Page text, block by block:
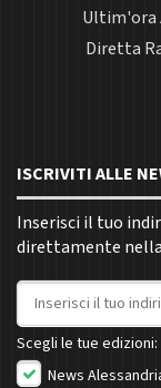
Ultim'ora
Diretta
ISCRIVITI ALLE
Inserisci il tuo
direttamente
Indirizzo email
Scegli le tue edizioni:
News